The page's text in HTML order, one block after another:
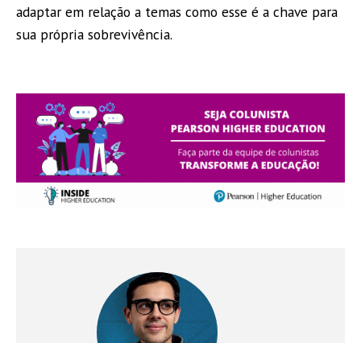
adaptar em relação a temas como esse é a chave para
sua própria sobrevivência.